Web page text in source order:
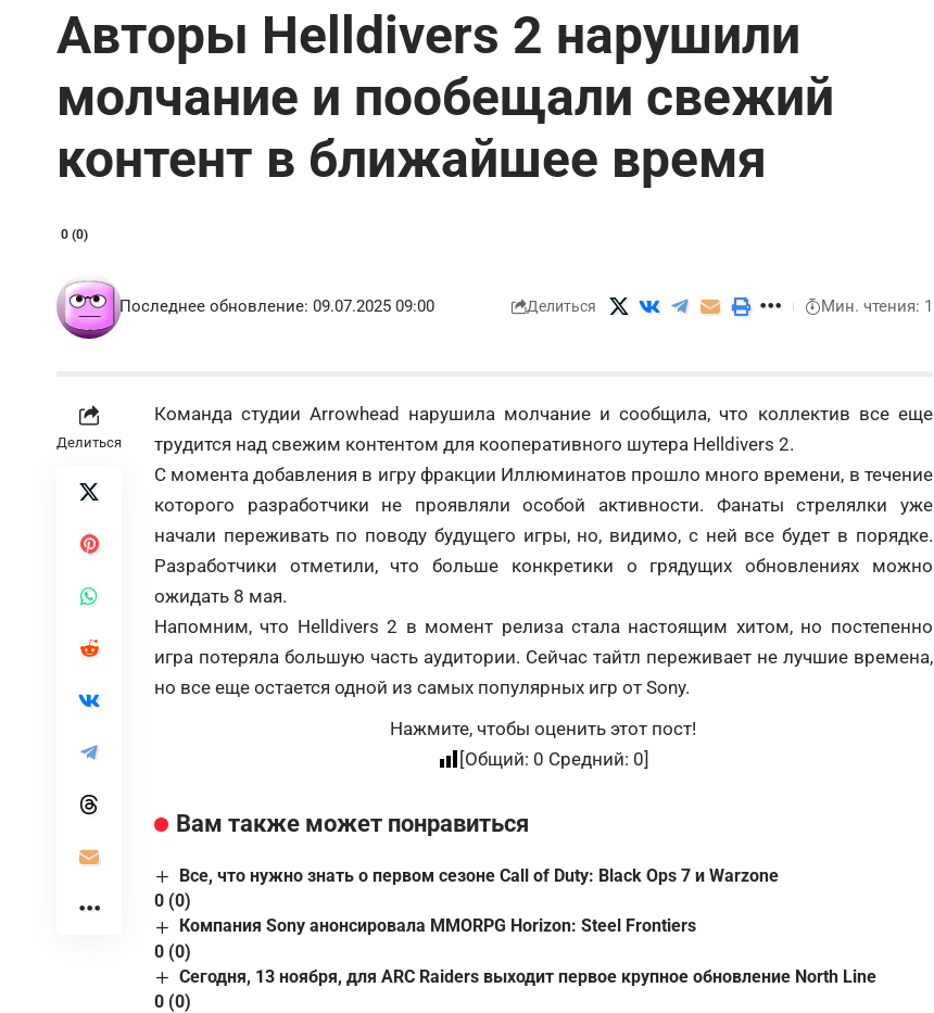
Авторы Helldivers 2 нарушили
молчание и пообещали свежий
контент в ближайшее время
0 (0)
Последнее обновление: 09.07.2025 09:00 Делиться Мин. чтения: 1
Делиться
Команда студии Arrowhead нарушила молчание и сообщила, что коллектив все еще
трудится над свежим контентом для кооперативного шутера Helldivers 2.
С момента добавления в игру фракции Иллюминатов прошло много времени, в течение
которого разработчики не проявляли особой активности. Фанаты стрелялки уже
начали переживать по поводу будущего игры, но, видимо, с ней все будет в порядке.
Разработчики отметили, что больше конкретики о грядущих обновлениях можно
ожидать 8 мая.
Напомним, что Helldivers 2 в момент релиза стала настоящим хитом, но постепенно
игра потеряла большую часть аудитории. Сейчас тайтл переживает не лучшие времена,
но все еще остается одной из самых популярных игр от Sony.
Нажмите, чтобы оценить этот пост!
[Общий: 0 Средний: 0]
Вам также может понравиться
Все, что нужно знать о первом сезоне Call of Duty: Black Ops 7 и Warzone
0 (0)
Компания Sony анонсировала MMORPG Horizon: Steel Frontiers
0 (0)
Сегодня, 13 ноября, для ARC Raiders выходит первое крупное обновление North Line
0 (0)